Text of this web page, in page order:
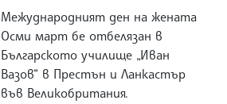
Межуднародният ден на жената
Осми март бе отбелязан в
Българското училище „Иван
Вазов“ в Престън и Ланкастър
във Великобритания.